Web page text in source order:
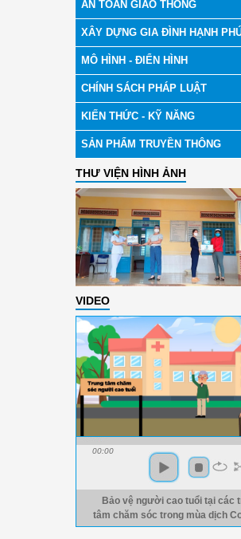
AN TOÀN GIAO THÔNG
XÂY DỰNG GIA ĐÌNH HẠNH
MÔ HÌNH - ĐIỂN HÌNH
CHÍNH SÁCH PHÁP LUẬT
KIẾN THỨC - KỸ NĂNG
SẢN PHẨM TRUYỀN THÔNG
THƯ VIỆN HÌNH ẢNH
VIDEO
00:00
Bảo vệ người cao tuổi tại các
tâm chăm sóc trong mùa dịch